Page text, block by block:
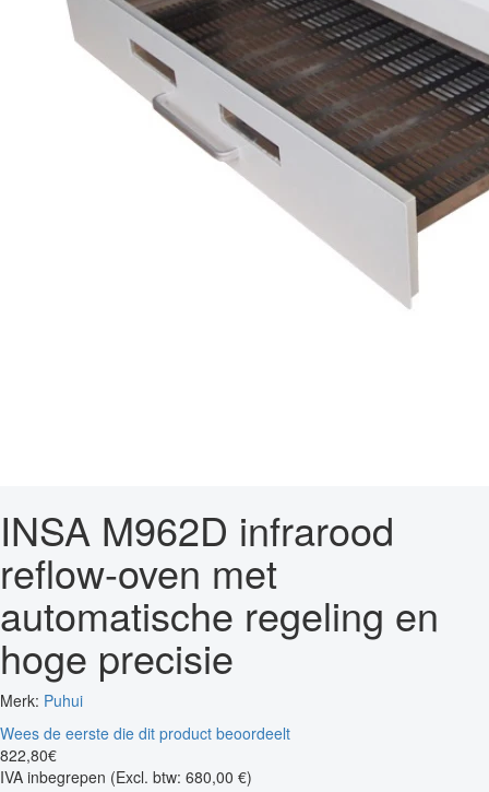
INSA M962D infrarood
reflow-oven met
automatische regeling en
hoge precisie
Merk: Puhui
Wees de eerste die dit product beoordeelt
822,80€
IVA inbegrepen (Excl. btw: 680,00 €)